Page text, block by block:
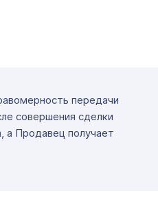
передачи
совершения сделки
а Продавец получает